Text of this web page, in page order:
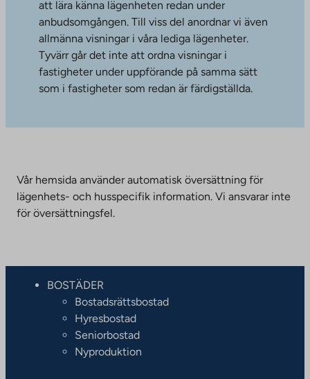
att lära känna lägenheten redan under
anbudsomgången. Till viss del anordnar vi även
allmänna visningar i våra lediga lägenheter.
Tyvärr går det inte att ordna visningar i
fastigheter under uppförande på samma sätt
som i fastigheter som redan är färdigställda.
Vår hemsida använder automatisk översättning för
lägenhets- och husspecifik information. Vi ansvarar inte
för översättningsfel.
BOSTÄDER
Bostadsrättsbostad
Hyresbostad
Seniorbostad
Nyproduktion